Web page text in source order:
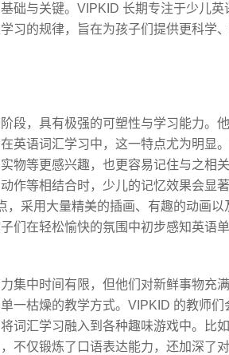
础与关键。VIPKID 长期专注于少儿英
习的规律，旨在为孩子们提供更科学
段，具有极强的可塑性与学习能力。
英语词汇学习中，这一特点尤为明显
物等更感兴趣，也更容易记住与之相
作等相结合时，少儿的记忆效果会显著
，采用大量精美的插画、有趣的动画以
们在轻松愉快的氛围中初步感知英语单
集中时间有限，但他们对新鲜事物充
一枯燥的教学方式。VIPKID 的教师们
词汇学习融入到各种趣味游戏中。比如
不仅锻炼了口语表达能力，还加深了